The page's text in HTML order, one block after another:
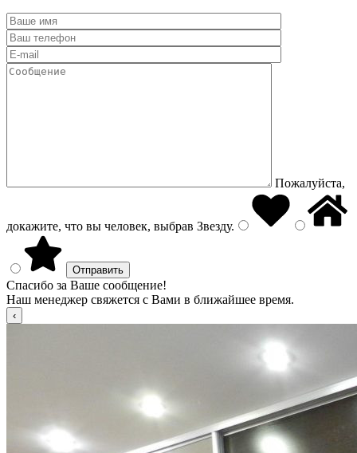
Пожалуйста,
докажите, что вы человек, выбрав Звезду.
Спасибо за Ваше сообщение!
Наш менеджер свяжется с Вами в ближайшее время.